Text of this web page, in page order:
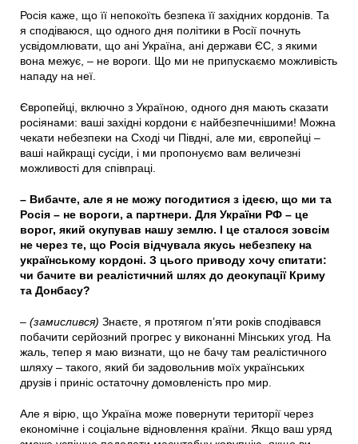
Росія каже, що її непокоїть безпека її західних кордонів. Та
я сподіваюся, що одного дня політики в Росії почнуть
усвідомлювати, що ані Україна, ані держави ЄС, з якими
вона межує, – не вороги. Що ми не припускаємо можливість
нападу на неї.
Європейці, включно з Україною, одного дня мають сказати
росіянами: ваші західні кордони є найбезпечнішими! Можна
чекати небезпеки на Сході чи Півдні, але ми, європейці –
ваші найкращі сусіди, і ми пропонуємо вам величезні
можливості для співпраці.
– Вибачте, але я не можу погодитися з ідеєю, що ми та
Росія – не вороги, а партнери. Для України РФ – це
ворог, який окупував нашу землю. І це сталося зовсім
не через те, що Росія відчувала якусь небезпеку на
українському кордоні. З цього приводу хочу спитати:
чи бачите ви реалістичний шлях до деокупації Криму
та Донбасу?
– (замислився) Знаєте, я протягом п’яти років сподівався
побачити серйозний прогрес у виконанні Мінських угод. На
жаль, тепер я маю визнати, що не бачу там реалістичного
шляху – такого, який би задовольнив моїх українських
друзів і приніс остаточну домовленість про мир.
Але я вірю, що Україна може повернути території через
економічне і соціальне відновлення країни. Якщо ваш уряд